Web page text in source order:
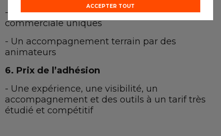
- Un programme de formation technique et
commerciale uniques
- Un accompagnement terrain par des
animateurs
6. Prix de l’adhésion
- Une expérience, une visibilité, un
accompagnement et des outils à un tarif très
étudié et compétitif
ACCEPTER TOUT